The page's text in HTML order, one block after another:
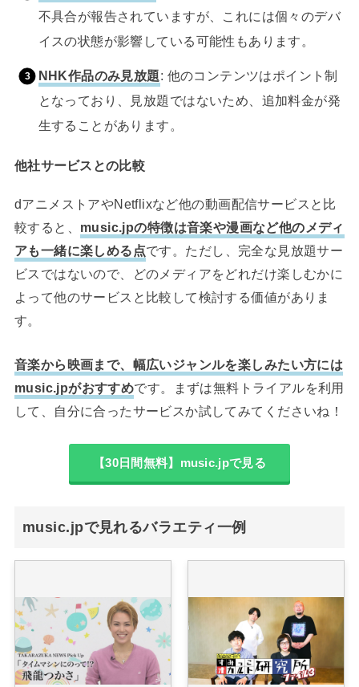
不具合が報告されていますが、これには個々のデバ
イスの状態が影響している可能性もあります。
NHK作品のみ見放題: 他のコンテンツはポイント制
となっており、見放題ではないため、追加料金が発
生することがあります。
他社サービスとの比較
dアニメストアやNetflixなど他の動画配信サービスと比
較すると、 music.jpの特徴は音楽や漫画など他のメディ
アも一緒に楽しめる点です。ただし、完全な見放題サー
ビスではないので、どのメディアをどれだけ楽しむかに
よって他のサービスと比較して検討する価値がありま
す。
音楽から映画まで、幅広いジャンルを楽しみたい方には
music.jpがおすすめです。まずは無料トライアルを利用
して、自分に合ったサービスか試してみてくださいね！
【30日間無料】music.jpで見る
music.jpで見れるバラエティ一例